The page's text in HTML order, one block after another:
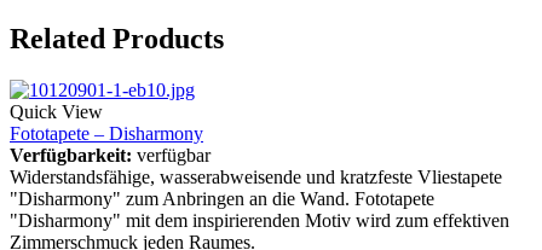
Related Products
Quick View
Fototapete – Disharmony
Verfügbarkeit: verfügbar
Widerstandsfähige, wasserabweisende und kratzfeste Vliestapete
"Disharmony" zum Anbringen an die Wand. Fototapete
"Disharmony" mit dem inspirierenden Motiv wird zum effektiven
Zimmerschmuck jeden Raumes.